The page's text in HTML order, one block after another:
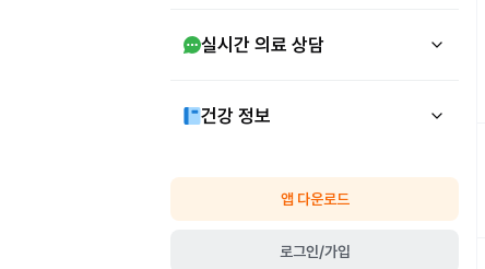
실시간 의료 상담
건강 정보
앱 다운로드
로그인/가입